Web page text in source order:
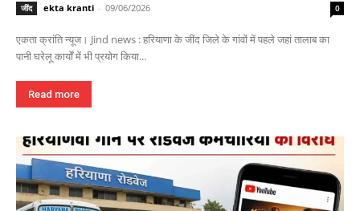
जींद ekta kranti - 09/06/2026 0
एकता क्रांति न्यूज। Jind news : हरियाणा के जींद जिले के गांवों में पहले जहां तालाब का
पानी घरेलू कार्यों में भी प्रयोग किया...
Read more